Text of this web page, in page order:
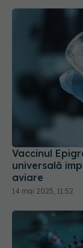
Vaccinul
universală
aviare
14 mai 2025, 11:52